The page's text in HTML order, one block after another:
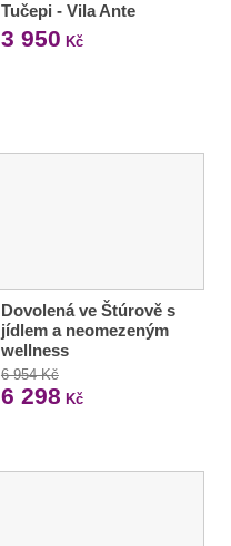
Tučepi - Vila Ante
3 950 Kč
Dovolená ve Štúrově s
jídlem a neomezeným
wellness
6 954 Kč
6 298 Kč